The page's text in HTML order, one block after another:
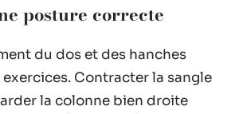
posture correcte
du dos et des hanches
Contracter la sangle
la colonne bien droite